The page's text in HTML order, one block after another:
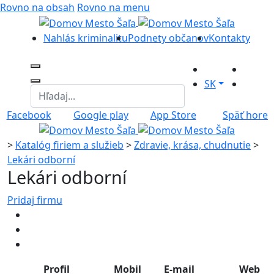
Rovno na obsah Rovno na menu
Nahlás kriminalituPodnety občanovKontakty
SK
Facebook Google play App Store Späť hore
> Katalóg firiem a služieb >Zdravie, krása, chudnutie>
Lekári odborní
Lekári odborní
Pridaj firmu
Profil Mobil E-mail
Web